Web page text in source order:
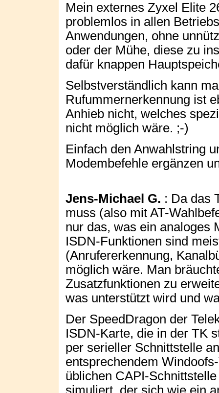
Mein externes Zyxel Elite
problemlos in allen
Anwendungen, ohne
oder der Mühe, diese zu
dafür knappen
Selbstverständlich kann
Rufummernerkennung ist
Anhieb nicht, welches
nicht möglich wäre. ;-)
Einfach den Anwahlstring
Modembefehle ergänzen
Jens-Michael G. : Da das
muss (also mit AT-
nur das, was ein analoges
ISDN-Funktionen sind
(Anrufererkennung,
möglich wäre. Man
Zusatzfunktionen zu
was unterstützt wird und
Der SpeedDragon der
ISDN-Karte, die in der TK
per serieller Schnittstelle
entsprechendem
üblichen CAPI-
simuliert, der sich wie ein